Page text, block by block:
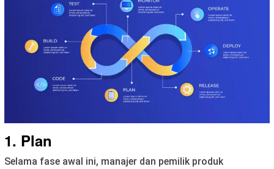
1. Plan
Selama fase awal ini, manajer dan pemilik produk